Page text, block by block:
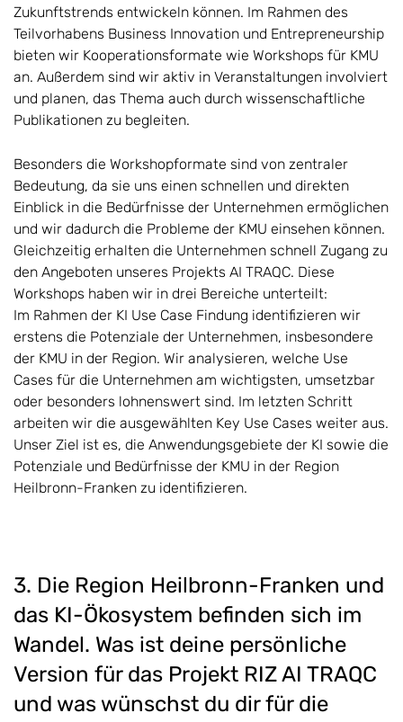
Zukunftstrends entwickeln können. Im Rahmen des
Teilvorhabens Business Innovation und Entrepreneurship
bieten wir Kooperationsformate wie Workshops für KMU
an. Außerdem sind wir aktiv in Veranstaltungen involviert
und planen, das Thema auch durch wissenschaftliche
Publikationen zu begleiten.
Besonders die Workshopformate sind von zentraler
Bedeutung, da sie uns einen schnellen und direkten
Einblick in die Bedürfnisse der Unternehmen ermöglichen
und wir dadurch die Probleme der KMU einsehen können.
Gleichzeitig erhalten die Unternehmen schnell Zugang zu
den Angeboten unseres Projekts AI TRAQC. Diese
Workshops haben wir in drei Bereiche unterteilt:
Im Rahmen der KI Use Case Findung identifizieren wir
erstens die Potenziale der Unternehmen, insbesondere
der KMU in der Region. Wir analysieren, welche Use
Cases für die Unternehmen am wichtigsten, umsetzbar
oder besonders lohnenswert sind. Im letzten Schritt
arbeiten wir die ausgewählten Key Use Cases weiter aus.
Unser Ziel ist es, die Anwendungsgebiete der KI sowie die
Potenziale und Bedürfnisse der KMU in der Region
Heilbronn-Franken zu identifizieren.
3. Die Region Heilbronn-Franken und
das KI-Ökosystem befinden sich im
Wandel. Was ist deine persönliche
Version für das Projekt RIZ AI TRAQC
und was wünschst du dir für die